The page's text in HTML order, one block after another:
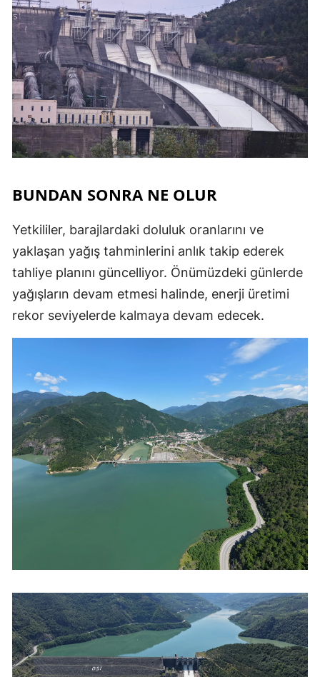
BUNDAN SONRA NE OLUR
Yetkililer, barajlardaki doluluk oranlarını ve
yaklaşan yağış tahminlerini anlık takip ederek
tahliye planını güncelliyor. Önümüzdeki günlerde
yağışların devam etmesi halinde, enerji üretimi
rekor seviyelerde kalmaya devam edecek.